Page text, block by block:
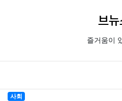
브뉴
즐거움이
사회